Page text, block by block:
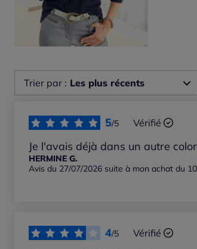
Trier par : Les plus récents
Les plus anciens
5/5 Vérifié
Je l'avais déjà dans un autre
HERMINE G.
Avis du 27/07/2026 suite à mon achat du
4/5 Vérifié